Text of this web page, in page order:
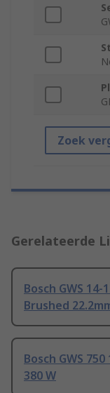
Zoek
Gerelateerde
Bosch GWS 14-
Brushed
Bosch GWS
380 W